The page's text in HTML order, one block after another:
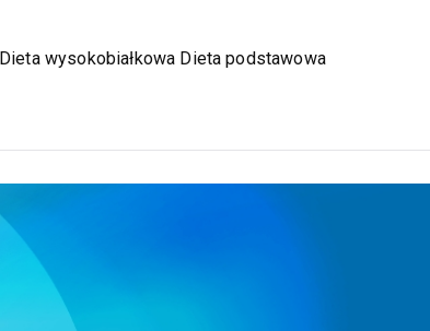
wysokobiałkowa Dieta podstawowa